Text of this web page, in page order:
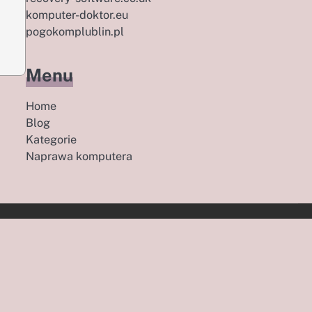
komputer-doktor.eu
pogokomplublin.pl
Menu
Home
Blog
Kategorie
Naprawa komputera